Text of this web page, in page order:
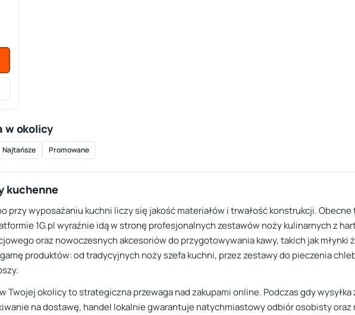
w okolicy
Najtańsze Promowane
kuchenne
przy wyposażaniu kuchni liczy się jakość materiałów i trwałość konstrukcji.
1G.pl wyraźnie idą w stronę profesjonalnych zestawów noży kulinarnych z
oraz nowoczesnych akcesoriów do przygotowywania kawy, takich jak
produktów: od tradycyjnych noży szefa kuchni, przez zestawy do pieczenia
Twojej okolicy to strategiczna przewaga nad zakupami online. Podczas gdy
na dostawę, handel lokalnie gwarantuje natychmiastowy odbiór osobisty